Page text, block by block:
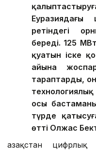
Еуразиядағы
ретіндегі
береді. 125
қуатын іске
айына
тараптарды,
осы
түрде
өтті Олжас
Қазақстан